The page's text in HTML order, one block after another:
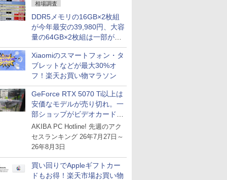
相場調査
DDR5メモリの16GB×2枚組
が今年最安の39,980円、大容
量の64GB×2枚組は一部が続
騰 [8月前半のメモリ価格]
Xiaomiのスマートフォン・タ
ブレットなどが最大30%オ
フ！楽天お買い物マラソン
GeForce RTX 5070 Ti以上は
安価なモデルが売り切れ。一
部ショップがビデオカードの
購入制限を実施したニュース
が注目を集める
AKIBA PC Hotline! 先週のアク
セスランキング 26年7月27日～
26年8月3日
買い回りでAppleギフトカー
ドもお得！楽天市場お買い物